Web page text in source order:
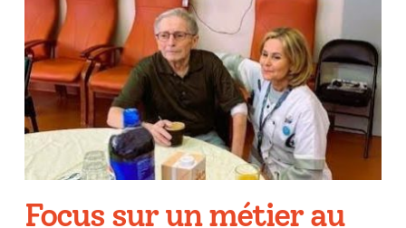
Focus sur un métier au